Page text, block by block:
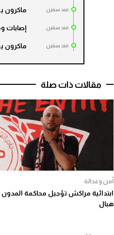
مند سنتين ماكرون
مند سنتين إصابات
مند سنتين ماكرون
مقالات ذات صلة
أمن وعدالة
ابتدائية مراكش تؤجيل محاكمة المدون
هبال